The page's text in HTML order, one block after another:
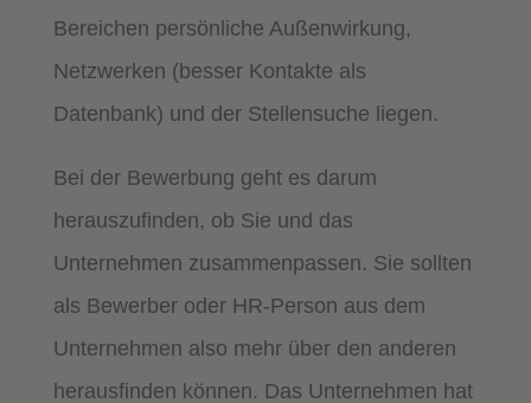
Bereichen persönliche Außenwirkung,
Netzwerken (besser Kontakte als
Datenbank) und der Stellensuche liegen.
Bei der Bewerbung geht es darum
herauszufinden, ob Sie und das
Unternehmen zusammenpassen. Sie sollten
als Bewerber oder HR-Person aus dem
Unternehmen also mehr über den anderen
herausfinden können. Das Unternehmen hat